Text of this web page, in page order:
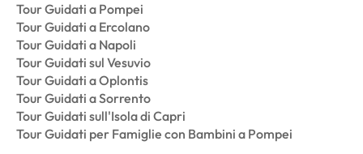
Tour Guidati a Pompei
Tour Guidati a Ercolano
Tour Guidati a Napoli
Tour Guidati sul Vesuvio
Tour Guidati a Oplontis
Tour Guidati a Sorrento
Tour Guidati sull'Isola di Capri
Tour Guidati per Famiglie con Bambini a Pompei